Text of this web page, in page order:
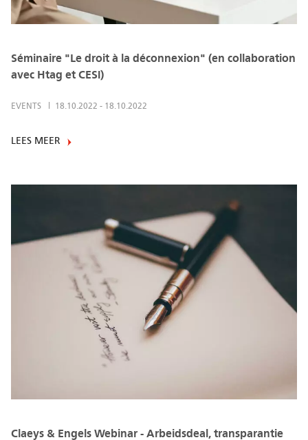
Séminaire "Le droit à la déconnexion" (en collaboration
avec Htag et CESI)
EVENTS 18.10.2022 - 18.10.2022
LEES MEER
Claeys & Engels Webinar - Arbeidsdeal, transparantie